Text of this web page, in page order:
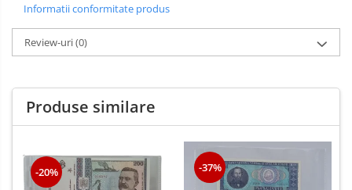
Informatii conformitate produs
Review-uri(0)
Produse similare
-20% -37%